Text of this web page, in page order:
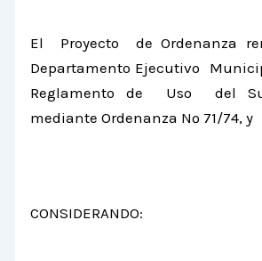
El Proyecto de Ordenanza
Departamento Ejecutivo
Reglamento de Uso del
mediante Ordenanza Nº 71/74, y
CONSIDERANDO: